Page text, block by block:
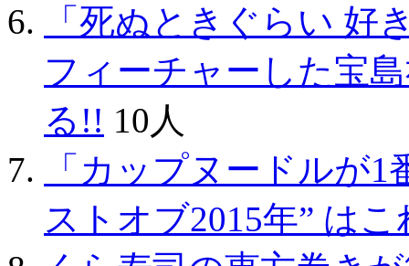
「死ぬときぐらい 好
フィーチャーした宝
る!! 10人
「カップヌードルが
ストオブ2015年” はこ